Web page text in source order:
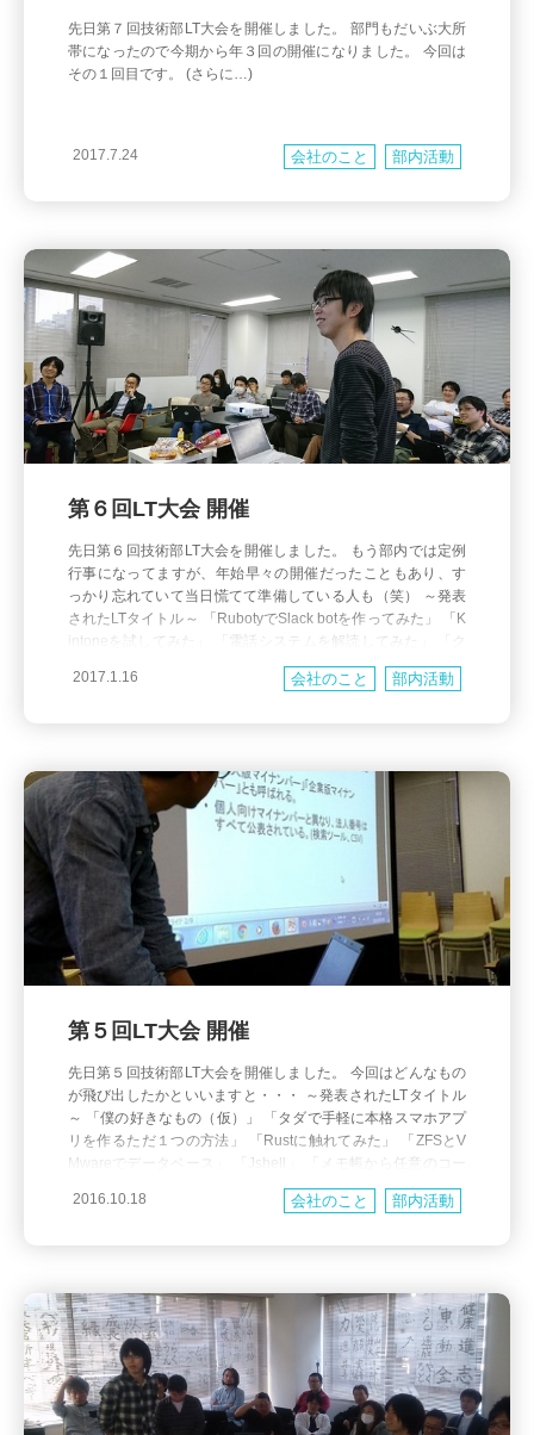
先日第７回技術部LT大会を開催しました。 部門もだいぶ大所
帯になったので今期から年３回の開催になりました。 今回は
その１回目です。 (さらに…)
2017.7.24 会社のこと 部内活動
第６回LT大会 開催
先日第６回技術部LT大会を開催しました。 もう部内では定例
行事になってますが、年始早々の開催だったこともあり、す
っかり忘れていて当日慌てて準備している人も（笑） ～発表
されたLTタイトル～ 「RubotyでSlack botを作ってみた」 「K
intoneを試してみた」 「電話システムを解読してみた」 「ク
ライアントPC暗号化状況管理」 「ジョブ管理ツールRundeck
の紹介」 (さらに&h
2017.1.16 会社のこと 部内活動
第５回LT大会 開催
先日第５回技術部LT大会を開催しました。 今回はどんなもの
が飛び出したかといいますと・・・ ～発表されたLTタイトル
～ 「僕の好きなもの（仮）」 「タダで手軽に本格スマホアプ
リを作るただ１つの方法」 「Rustに触れてみた」 「ZFSとV
Mwareでデータベース」 「Jshell」 「メモ帳から任意のコー
ドを実行する」 「JSOX・ISMS担当から見た「システム設計
で意識してほしいこと」」 「C
2016.10.18 会社のこと 部内活動